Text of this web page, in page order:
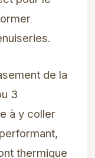
de la
3
à y coller
thermique